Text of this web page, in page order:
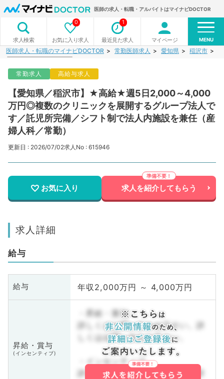
医師の求人・転職・アルバイトはマイナビDOCTOR
求人検索 お気に入り求人
0
最近見た求人
1
マイページ MENU
医師求人・転職のマイナビDOCTOR 常勤医師求人 愛知県 稲沢市
常勤求人 高給与求人
【愛知県／稲沢市】★高給★週5日2,000～4,000
万円◎複数のクリニックを展開するグループ法人で
す／託児所完備／シフト制で法人内施設を兼任（産
婦人科／常勤）
更新日 : 2026/07/02求人No : 615946
お気に入り 求人を紹介してもらう
求人詳細
給与
給与 年収2,000万円 ～ 4,000万円
昇給・賞与
(インセンティブ)
・昇給・賞与
詳しくはお問い合わせ下さい。詳
しくはお問い合わせ下さい。
・インセンティブ
詳しくはお問い合わせ下さい。詳